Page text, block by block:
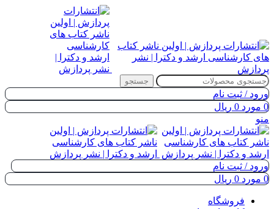
جستجو
ورود / ثبت نام
0 مورد 0 ریال
منو
ورود / ثبت نام
0 مورد 0 ریال
فروشگاه